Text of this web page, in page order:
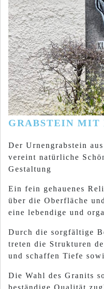
GRABSTEIN MIT
Der Urnengrabstein
vereint natürliche
Gestaltung
Ein fein gehauenes
über die Oberfläche
eine lebendige und
Durch die sorgfältige
treten die Strukturen
und schaffen Tiefe
Die Wahl des Granits
beständige Qualität